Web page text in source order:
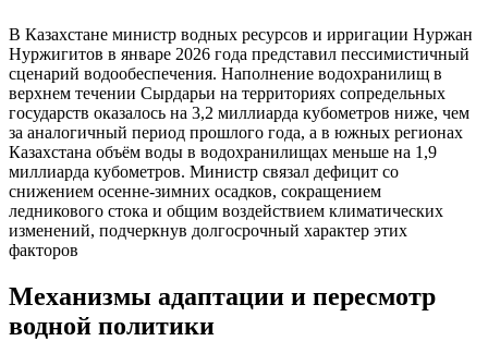
В Казахстане министр водных ресурсов и ирригации Нуржан
Нуржигитов в январе 2026 года представил пессимистичный
сценарий водообеспечения. Наполнение водохранилищ в
верхнем течении Сырдарьи на территориях сопредельных
государств оказалось на 3,2 миллиарда кубометров ниже, чем
за аналогичный период прошлого года, а в южных регионах
Казахстана объём воды в водохранилищах меньше на 1,9
миллиарда кубометров. Министр связал дефицит со
снижением осенне-зимних осадков, сокращением
ледникового стока и общим воздействием климатических
изменений, подчеркнув долгосрочный характер этих
факторов
Механизмы адаптации и пересмотр
водной политики